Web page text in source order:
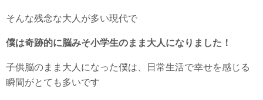
そんな残念な大人が多い現代で
僕は奇跡的に脳みそ小学生のまま大人になりました！
子供脳のまま大人になった僕は、日常生活で幸せを感じる
瞬間がとても多いです